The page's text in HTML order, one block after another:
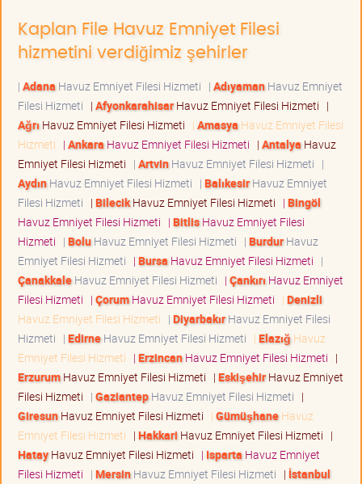
Kaplan File Havuz Emniyet Filesi
hizmetini verdiğimiz şehirler
| Adana Havuz Emniyet Filesi Hizmeti | AdıyamanHavuz Emniyet
Filesi Hizmeti | AfyonkarahisarHavuz Emniyet Filesi Hizmeti |
Ağrı Havuz Emniyet Filesi Hizmeti | Amasya Havuz Emniyet Filesi
Hizmeti | Ankara Havuz Emniyet Filesi Hizmeti | Antalya Havuz
Emniyet Filesi Hizmeti | ArtvinHavuz Emniyet Filesi Hizmeti |
AydınHavuz Emniyet Filesi Hizmeti | BalıkesirHavuz Emniyet
Filesi Hizmeti | BilecikHavuz Emniyet Filesi Hizmeti | Bingöl
Havuz Emniyet Filesi Hizmeti | BitlisHavuz Emniyet Filesi
Hizmeti | BoluHavuz Emniyet Filesi Hizmeti | BurdurHavuz
Emniyet Filesi Hizmeti | Bursa Havuz Emniyet Filesi Hizmeti |
ÇanakkaleHavuz Emniyet Filesi Hizmeti | Çankırı Havuz Emniyet
Filesi Hizmeti | ÇorumHavuz Emniyet Filesi Hizmeti | Denizli
Havuz Emniyet Filesi Hizmeti | DiyarbakırHavuz Emniyet Filesi
Hizmeti | EdirneHavuz Emniyet Filesi Hizmeti | Elazığ Havuz
Emniyet Filesi Hizmeti | ErzincanHavuz Emniyet Filesi Hizmeti |
ErzurumHavuz Emniyet Filesi Hizmeti | EskişehirHavuz Emniyet
Filesi Hizmeti | GaziantepHavuz Emniyet Filesi Hizmeti |
GiresunHavuz Emniyet Filesi Hizmeti | GümüşhaneHavuz
Emniyet Filesi Hizmeti | Hakkari Havuz Emniyet Filesi Hizmeti |
HatayHavuz Emniyet Filesi Hizmeti | Isparta Havuz Emniyet
Filesi Hizmeti | MersinHavuz Emniyet Filesi Hizmeti | İstanbul